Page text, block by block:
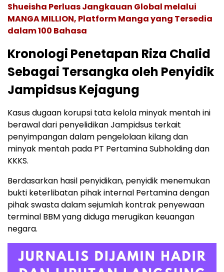
Shueisha Perluas Jangkauan Global melalui
MANGA MILLION, Platform Manga yang Tersedia
dalam 100 Bahasa
Kronologi Penetapan Riza Chalid
Sebagai Tersangka oleh Penyidik
Jampidsus Kejagung
Kasus dugaan korupsi tata kelola minyak mentah ini
berawal dari penyelidikan Jampidsus terkait
penyimpangan dalam pengelolaan kilang dan
minyak mentah pada PT Pertamina Subholding dan
KKKS.
Berdasarkan hasil penyidikan, penyidik menemukan
bukti keterlibatan pihak internal Pertamina dengan
pihak swasta dalam sejumlah kontrak penyewaan
terminal BBM yang diduga merugikan keuangan
negara.